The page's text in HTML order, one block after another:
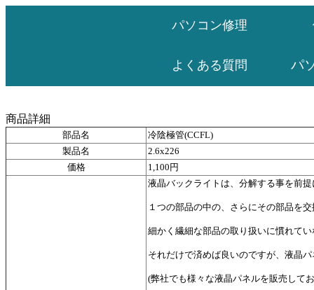
パソコン修理
よくある質問 パ
商品詳細
部品名
冷陰極管(CCFL)
製品名
2.6x226
価格
1,100円
液晶バックライトは、分解する事を前
１つの部品の中の、さらにその部品を
細かく繊細な部品の取り扱いに慣れて
それだけで済めば良いのですが、液晶
(弊社でも様々な液晶パネルを販売して